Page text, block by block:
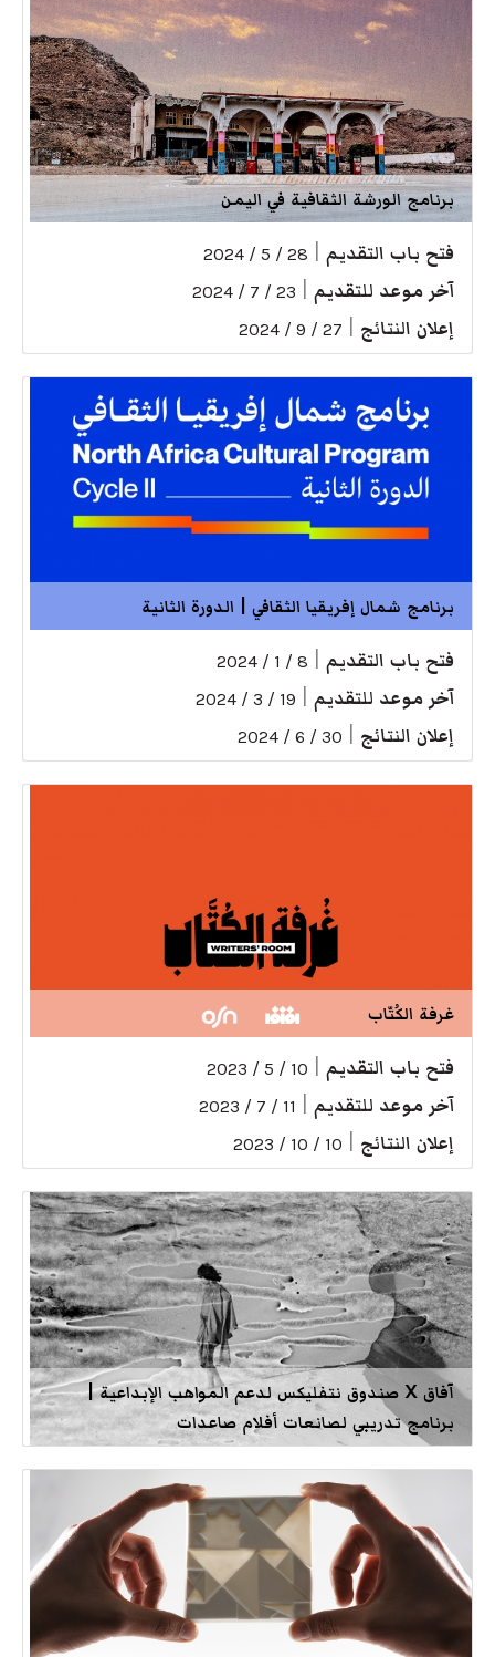
برنامج الورشة الثقافية في اليمن
فتح باب التقديم 28 / 5 / 2024
آخر موعد للتقديم 23 / 7 / 2024
إعلان النتائج 27 / 9 / 2024
برنامج شمال إفريقيا الثقافي | الدورة الثانية
فتح باب التقديم 8 / 1 / 2024
آخر موعد للتقديم 19 / 3 / 2024
إعلان النتائج 30 / 6 / 2024
غرفة الكُتّاب
فتح باب التقديم 10 / 5 / 2023
آخر موعد للتقديم 11 / 7 / 2023
إعلان النتائج 10 / 10 / 2023
آفاق X صندوق نتفليكس لدعم المواهب الإبداعية |
برنامج تدريبي لصانعات أفلام صاعدات